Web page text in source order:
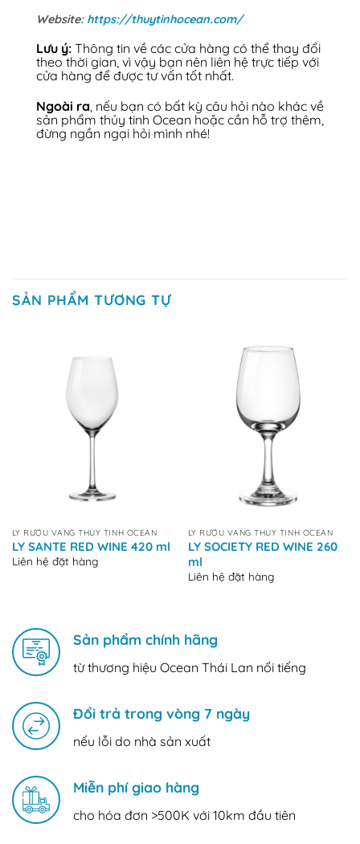
Website: https://thuytinhocean.com/
Lưu ý: Thông tin về các cửa hàng có thể thay đổi
theo thời gian, vì vậy bạn nên liên hệ trực tiếp với
cửa hàng để được tư vấn tốt nhất.
Ngoài ra, nếu bạn có bất kỳ câu hỏi nào khác về
sản phẩm thủy tinh Ocean hoặc cần hỗ trợ thêm,
đừng ngần ngại hỏi mình nhé!
SẢN PHẨM TƯƠNG TỰ
LY RƯỢU VANG THỦY TINH OCEAN
LY SANTE RED WINE 420 ml
Liên hệ đặt hàng
LY RƯỢU VANG THỦY TINH OCEAN
LY SOCIETY RED WINE 260
ml
Liên hệ đặt hàng
Sản phẩm chính hãng
từ thương hiệu Ocean Thái Lan nổi tiếng
Đổi trả trong vòng 7 ngày
nếu lỗi do nhà sản xuất
Miễn phí giao hàng
cho hóa đơn >500K với 10km đầu tiên